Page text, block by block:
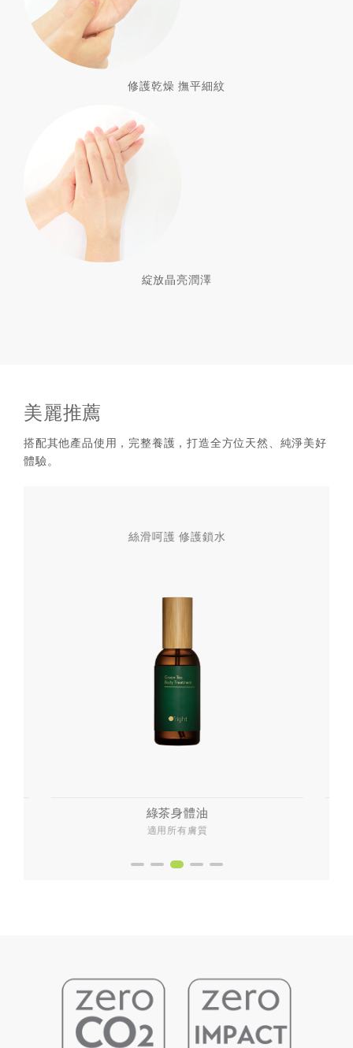
修護乾燥 撫平細紋
綻放晶亮潤澤
美麗推薦
搭配其他產品使用，完整養護，打造全方位天然、純淨美好
體驗。
絲滑呵護 修護鎖水
綠茶身體油
適用所有膚質